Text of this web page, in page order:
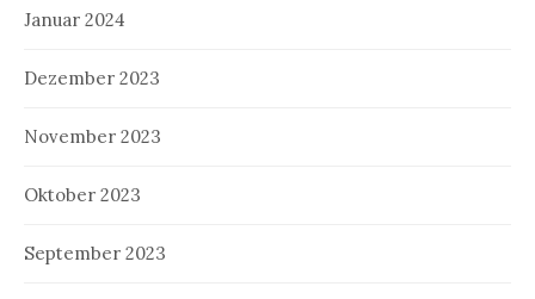
Januar 2024
Dezember 2023
November 2023
Oktober 2023
September 2023